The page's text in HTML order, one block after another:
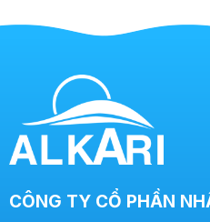
CÔNG TY CỔ PHẦN